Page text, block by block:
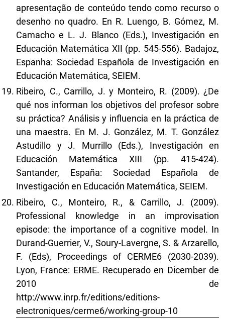
apresentação de conteúdo tendo como recurso o
desenho no quadro. En R. Luengo, B. Gómez, M.
Camacho e L. J. Blanco (Eds.), Investigación en
Educación Matemática XII (pp. 545-556). Badajoz,
Espanha: Sociedad Española de Investigación en
Educación Matemática, SEIEM.
Ribeiro, C., Carrillo, J. y Monteiro, R. (2009). ¿De
qué nos informan los objetivos del profesor sobre
su práctica? Análisis y influencia en la práctica de
una maestra. En M. J. González, M. T. González
Astudillo y J. Murrillo (Eds.), Investigación en
Educación Matemática XIII (pp. 415-424).
Santander, España: Sociedad Española de
Investigación en Educación Matemática, SEIEM.
Ribeiro, C., Monteiro, R., & Carrillo, J. (2009).
Professional knowledge in an improvisation
episode: the importance of a cognitive model. In
Durand-Guerrier, V., Soury-Lavergne, S. & Arzarello,
F. (Eds), Proceedings of CERME6 (2030-2039).
Lyon, France: ERME. Recuperado en Dicember de
2010 de
http://www.inrp.fr/editions/editions-
electroniques/cerme6/working-group-10